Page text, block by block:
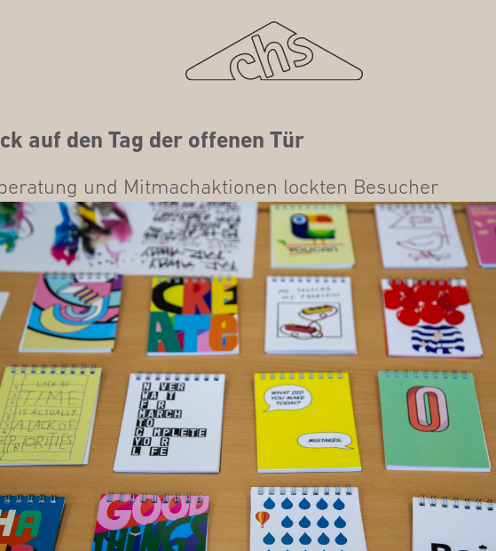
auf den Tag der offe­nen Tür
und Mit­mach­ak­tio­nen lock­ten Besucher